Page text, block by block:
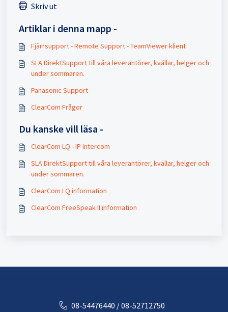
Skriv ut
Artiklar i denna mapp -
Fjärrsupport - Remote Support - TeamViewer klient
SLA DirektSupport till våra leverantörer, kvällar, helger och
under sommaren.
Panasonic Support
ClearCom Frågor
Du kanske vill läsa -
ClearCom LQ - IP Intercom
SLA DirektSupport till våra leverantörer, kvällar, helger och
under sommaren.
ClearCom LQ information
ClearCom FreeSpeak II information
08-54476440 / 08-52712750